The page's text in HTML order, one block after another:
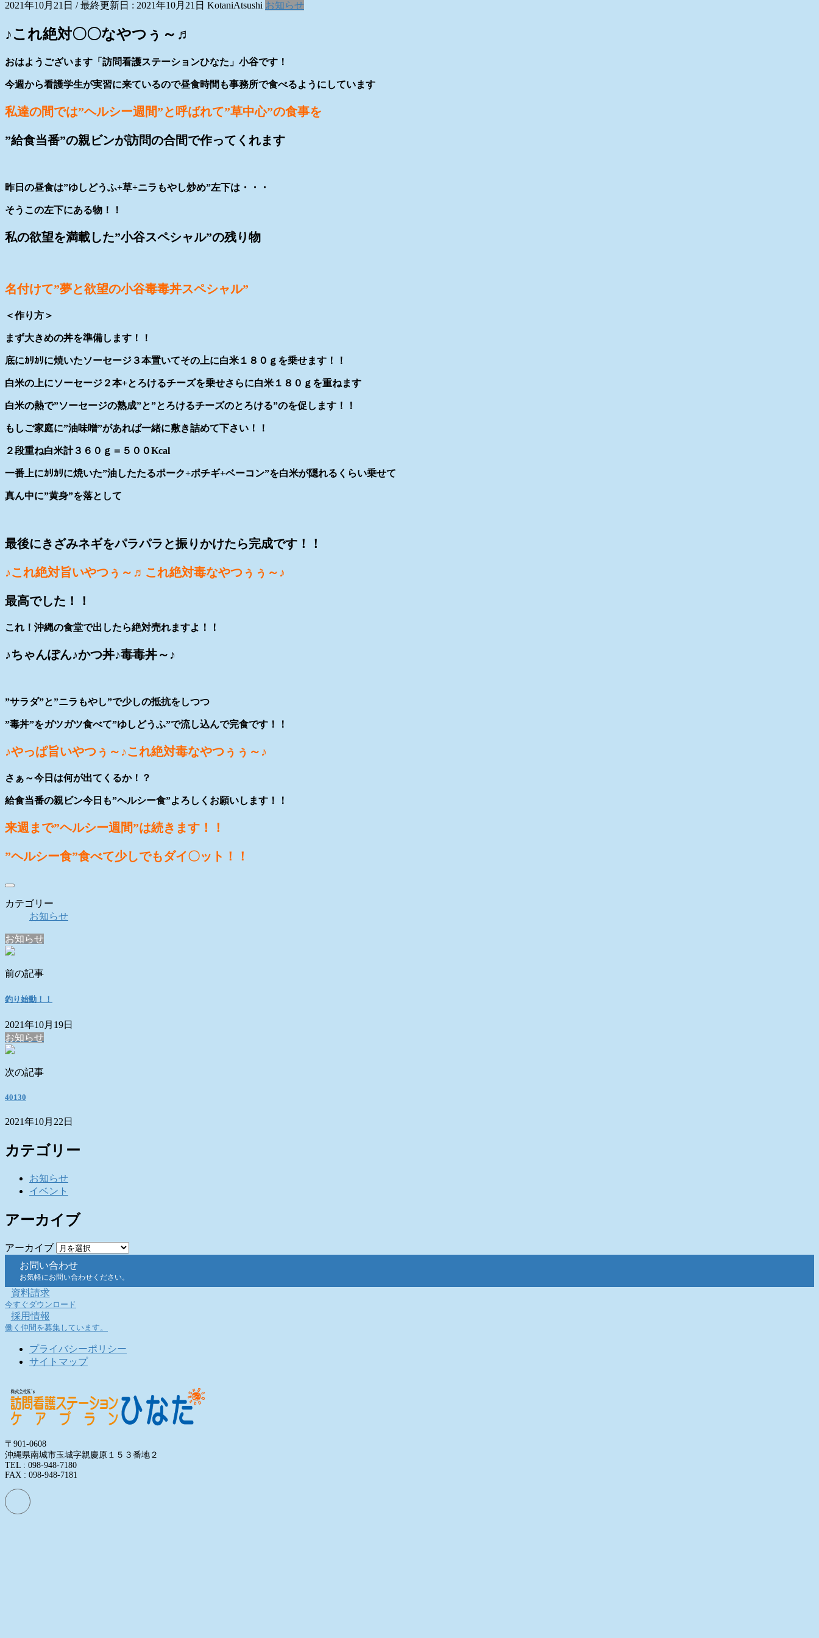
2021年10月21日 / 最終更新日 : 2021年10月21日 KotaniAtsushi お知らせ
♪これ絶対〇〇なやつぅ～♬
おはようございます「訪問看護ステーションひなた」小谷です！
今週から看護学生が実習に来ているので昼食時間も事務所で食べるようにしています
私達の間では”ヘルシー週間”と呼ばれて”草中心”の食事を
”給食当番”の親ビンが訪問の合間で作ってくれます
昨日の昼食は”ゆしどうふ+草+ニラもやし炒め”左下は・・・
そうこの左下にある物！！
私の欲望を満載した”小谷スペシャル”の残り物
名付けて”夢と欲望の小谷毒毒丼スペシャル”
＜作り方＞
まず大きめの丼を準備します！！
底にｶﾘｶﾘに焼いたソーセージ３本置いてその上に白米１８０ｇを乗せます！！
白米の上にソーセージ２本+とろけるチーズを乗せさらに白米１８０ｇを重ねます
白米の熱で”ソーセージの熟成”と”とろけるチーズのとろける”のを促します！！
もしご家庭に”油味噌”があれば一緒に敷き詰めて下さい！！
２段重ね白米計３６０ｇ＝５００Kcal
一番上にｶﾘｶﾘに焼いた”油したたるポーク+ポチギ+ベーコン”を白米が隠れるくらい乗せて
真ん中に”黄身”を落として
最後にきざみネギをパラパラと振りかけたら完成です！！
♪これ絶対旨いやつぅ～♬これ絶対毒なやつぅぅ～♪
最高でした！！
これ！沖縄の食堂で出したら絶対売れますよ！！
♪ちゃんぽん♪かつ丼♪毒毒丼～♪
”サラダ”と”ニラもやし”で少しの抵抗をしつつ
”毒丼”をガツガツ食べて”ゆしどうふ”で流し込んで完食です！！
♪やっぱ旨いやつぅ～♪これ絶対毒なやつぅぅ～♪
さぁ～今日は何が出てくるか！？
給食当番の親ビン今日も”ヘルシー食”よろしくお願いします！！
来週まで”ヘルシー週間”は続きます！！
”ヘルシー食”食べて少しでもダイ〇ット！！
カテゴリー
お知らせ
お知らせ
前の記事
釣り始動！！
2021年10月19日
お知らせ
次の記事
40130
2021年10月22日
カテゴリー
お知らせ
イベント
アーカイブ
アーカイブ
お問い合わせ
お気軽にお問い合わせください。
資料請求
今すぐダウンロード
採用情報
働く仲間を募集しています。
プライバシーポリシー
サイトマップ
〒901-0608
沖縄県南城市玉城字親慶原１５３番地２
TEL : 098-948-7180
FAX : 098-948-7181